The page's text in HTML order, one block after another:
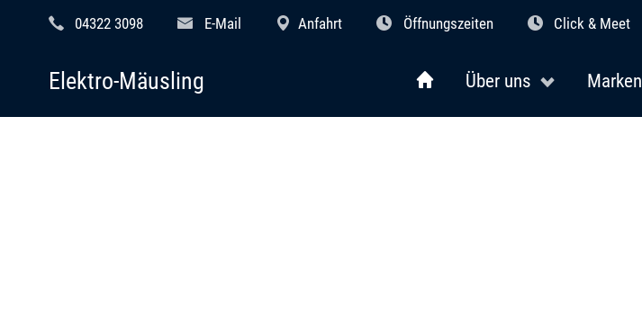
04322 3098 E-Mail Anfahrt Öffnungszeiten Click & Meet
Über uns Marken
Elektro-Mäusling